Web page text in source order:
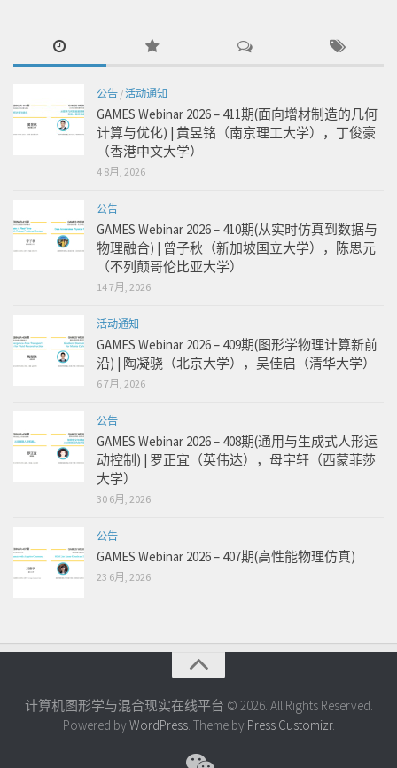
公告 /活动通知
GAMES Webinar 2026 – 411期(面向增材制造的几何
计算与优化) | 黄昱铭（南京理工大学），丁俊豪
（香港中文大学）
4 8月, 2026
公告
GAMES Webinar 2026 – 410期(从实时仿真到数据与
物理融合) | 曾子秋（新加坡国立大学），陈思元
（不列颠哥伦比亚大学）
14 7月, 2026
活动通知
GAMES Webinar 2026 – 409期(图形学物理计算新前
沿) | 陶凝骁（北京大学），吴佳启（清华大学）
6 7月, 2026
公告
GAMES Webinar 2026 – 408期(通用与生成式人形运
动控制) | 罗正宜（英伟达），母宇轩（西蒙菲莎
大学）
30 6月, 2026
公告
GAMES Webinar 2026 – 407期(高性能物理仿真)
23 6月, 2026
计算机图形学与混合现实在线平台 © 2026. All Rights Reserved.
Powered by WordPress. Theme by Press Customizr.